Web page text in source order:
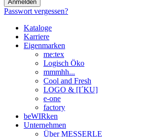
Anmelden
Passwort vergessen?
Kataloge
Karriere
Eigenmarken
me:tex
Logisch Öko
mmmhh...
Cool and Fresh
LOGO & [I´KU]
e-one
factory
beWIRken
Unternehmen
Über MESSERLE